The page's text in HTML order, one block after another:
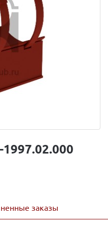
заказы